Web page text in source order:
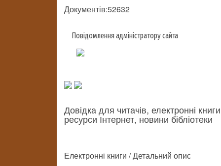
Документів:52632
Повідомлення адміністратору сайта
Довідка для читачів, електронні
ресурси Інтернет, новини бібліотеки
Електронні книги / Детальний опис